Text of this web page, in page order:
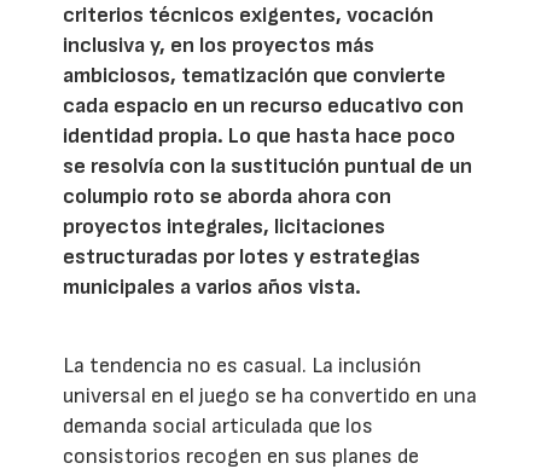
criterios técnicos exigentes, vocación
inclusiva y, en los proyectos más
ambiciosos, tematización que convierte
cada espacio en un recurso educativo con
identidad propia. Lo que hasta hace poco
se resolvía con la sustitución puntual de un
columpio roto se aborda ahora con
proyectos integrales, licitaciones
estructuradas por lotes y estrategias
municipales a varios años vista.
La tendencia no es casual. La inclusión
universal en el juego se ha convertido en una
demanda social articulada que los
consistorios recogen en sus planes de